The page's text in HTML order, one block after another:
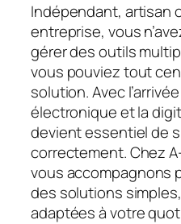
Indépendant, artisan
entreprise, vous
gérer des outils
vous pouviez tout
solution. Avec
électronique et la
devient essentiel de
correctement. Chez
vous accompagnons
des solutions
adaptées à votre